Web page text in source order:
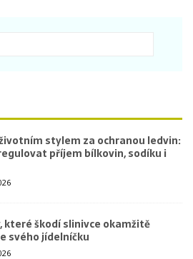
stylem za ochranou ledvin:
příjem bílkovin, sodíku i
které škodí slinivce okamžitě
svého jídelníčku